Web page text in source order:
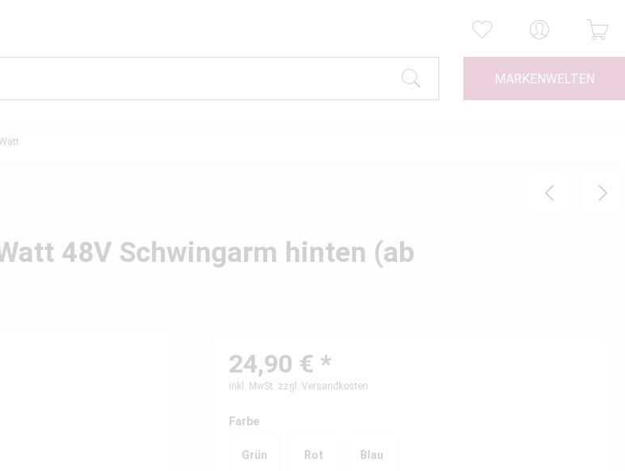
MARKENWELTEN
48V Schwingarm hinten (ab
24,90 € *
inkl. MwSt. zzgl. Versandkosten
Farbe
Grün Rot Blau